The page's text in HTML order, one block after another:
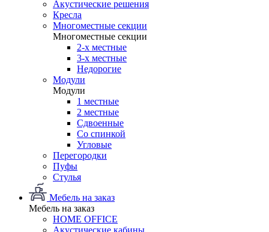
Акустические решения
Кресла
Многоместные секции
Многоместные секции
2-х местные
3-х местные
Недорогие
Модули
Модули
1 местные
2 местные
Сдвоенные
Со спинкой
Угловые
Перегородки
Пуфы
Стулья
Мебель на заказ
Мебель на заказ
HOME OFFICE
Акустические кабины